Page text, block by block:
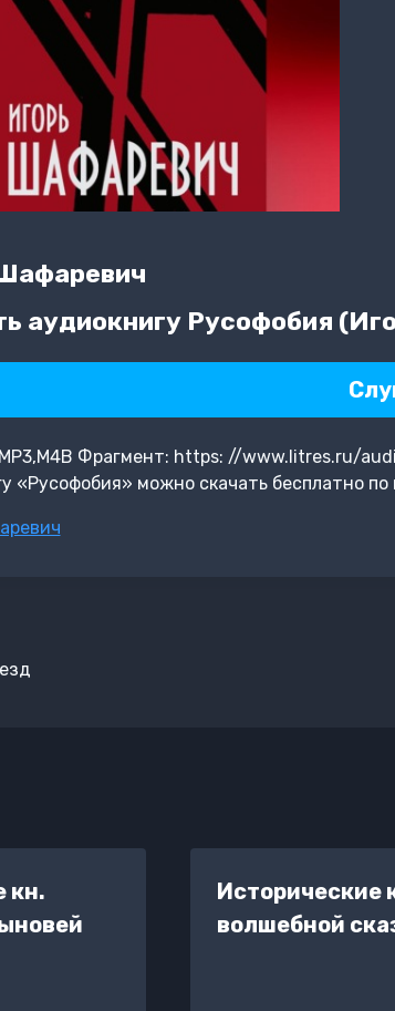
аудиокнигу Русофобия
Фрагмент: https: //www.litres.ru/
«Русофобия» можно скачать бесплатно по
кн.
Исторические
волшебной